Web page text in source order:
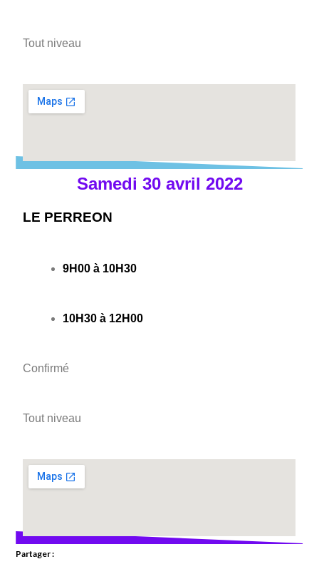
Tout niveau
Samedi 30 avril 2022
LE PERREON
9H00 à 10H30
10H30 à 12H00
Confirmé
Tout niveau
Partager :